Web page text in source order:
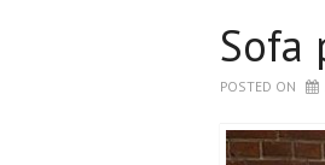
Sofa
POSTED ON